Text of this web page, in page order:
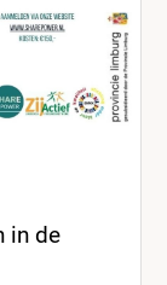
in de